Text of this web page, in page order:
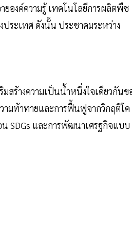
องค์ความรู้ เทคโนโลยีการผลิตพืช
ระเทศ ดังนั้น ประชาคมระหว่าง
สร้างความเป็นน้ำหนึ่งใจเดียวกันข
มท้าทายและการฟื้นฟูจากวิกฤติโค
น SDGs และการพัฒนาเศรฐกิจแบบ